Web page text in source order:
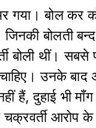
गया। बोल
जिनकी बोलती
बोली थीं।
चाहिए। उनके
हैं, दुहाई भी
चक्रवर्ती